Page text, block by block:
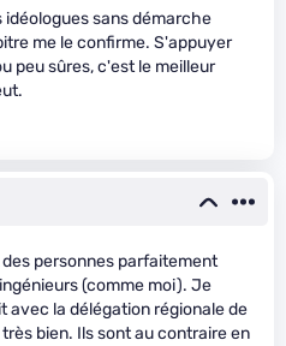
sans démarche
me le confirme. S'appuyer
peu sûres, c'est le meilleur
des personnes parfaitement
(comme moi). Je
avec la délégation régionale de
bien. Ils sont au contraire en